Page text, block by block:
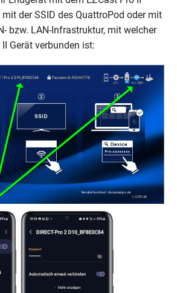
mit der SSID des QuattroPod oder mit
bzw. LAN-Infrastruktur, mit welcher
Gerät verbunden ist: